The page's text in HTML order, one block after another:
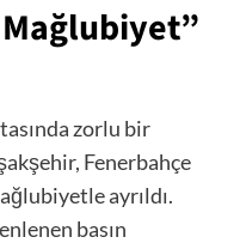
zorlu bir
Fenerbahçe
ayrıldı.
basın